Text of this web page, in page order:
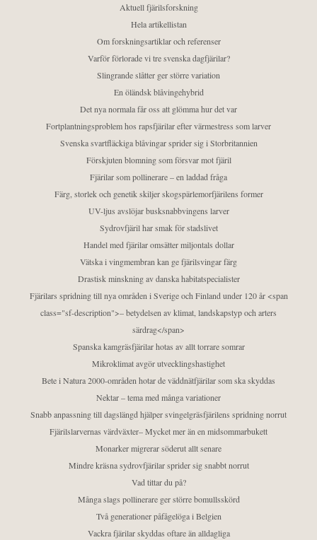
Aktuell fjärilsforskning
Hela artikellistan
Om forskningsartiklar och referenser
Varför förlorade vi tre svenska dagfjärilar?
Slingrande slåtter ger större variation
En öländsk blåvingehybrid
Det nya normala får oss att glömma hur det var
Fortplantningsproblem hos rapsfjärilar efter värmestress som larver
Svenska svartfläckiga blåvingar sprider sig i Storbritannien
Förskjuten blomning som försvar mot fjäril
Fjärilar som pollinerare – en laddad fråga
Färg, storlek och genetik skiljer skogspärlemorfjärilens former
UV-ljus avslöjar busksnabbvingens larver
Sydrovfjäril har smak för stadslivet
Handel med fjärilar omsätter miljontals dollar
Vätska i vingmembran kan ge fjärilsvingar färg
Drastisk minskning av danska habitatspecialister
Fjärilars spridning till nya områden i Sverige och Finland under 120 år <span
class="sf-description">– betydelsen av klimat, landskapstyp och arters
särdrag</span>
Spanska kamgräsfjärilar hotas av allt torrare somrar
Mikroklimat avgör utvecklingshastighet
Bete i Natura 2000-områden hotar de väddnätfjärilar som ska skyddas
Nektar – tema med många variationer
Snabb anpassning till dagslängd hjälper svingelgräsfjärilens spridning norrut
Fjärilslarvernas värdväxter– Mycket mer än en midsommarbukett
Monarker migrerar söderut allt senare
Mindre kräsna sydrovfjärilar sprider sig snabbt norrut
Vad tittar du på?
Många slags pollinerare ger större bomullsskörd
Två generationer påfågelöga i Belgien
Vackra fjärilar skyddas oftare än alldagliga